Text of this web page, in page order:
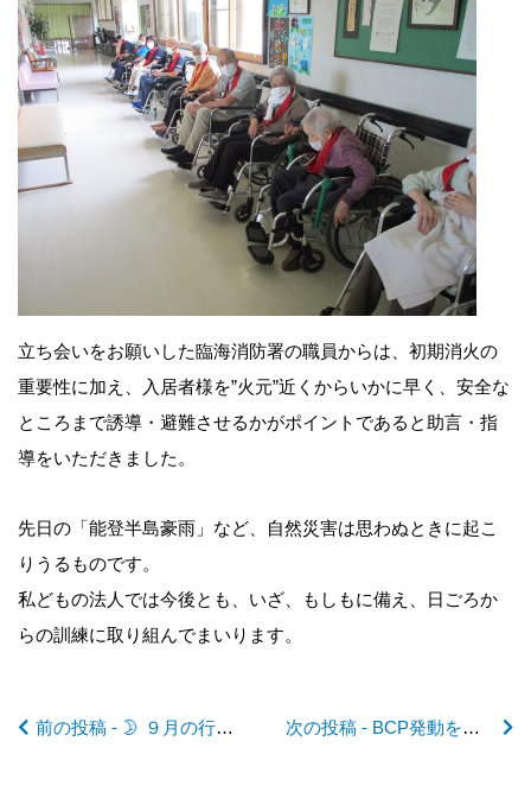
立ち会いをお願いした臨海消防署の職員からは、初期消火の
重要性に加え、入居者様を”火元”近くからいかに早く、安全な
ところまで誘導・避難させるかがポイントであると助言・指
導をいただきました。
先日の「能登半島豪雨」など、自然災害は思わぬときに起こ
りうるものです。
私どもの法人では今後とも、いざ、もしもに備え、日ごろか
らの訓練に取り組んでまいります。
前
後
の
記
へ
前の投稿 - 🌛 ９月の行事予定 🌛 次の投稿 - BCP発動を想定 図上訓練を実施！